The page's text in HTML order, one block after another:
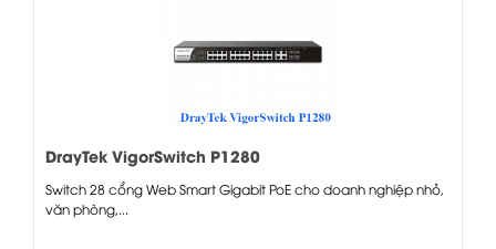
DrayTek VigorSwitch P1280
Switch 28 cổng Web Smart Gigabit PoE cho doanh nghiệp nhỏ,
văn phòng,...